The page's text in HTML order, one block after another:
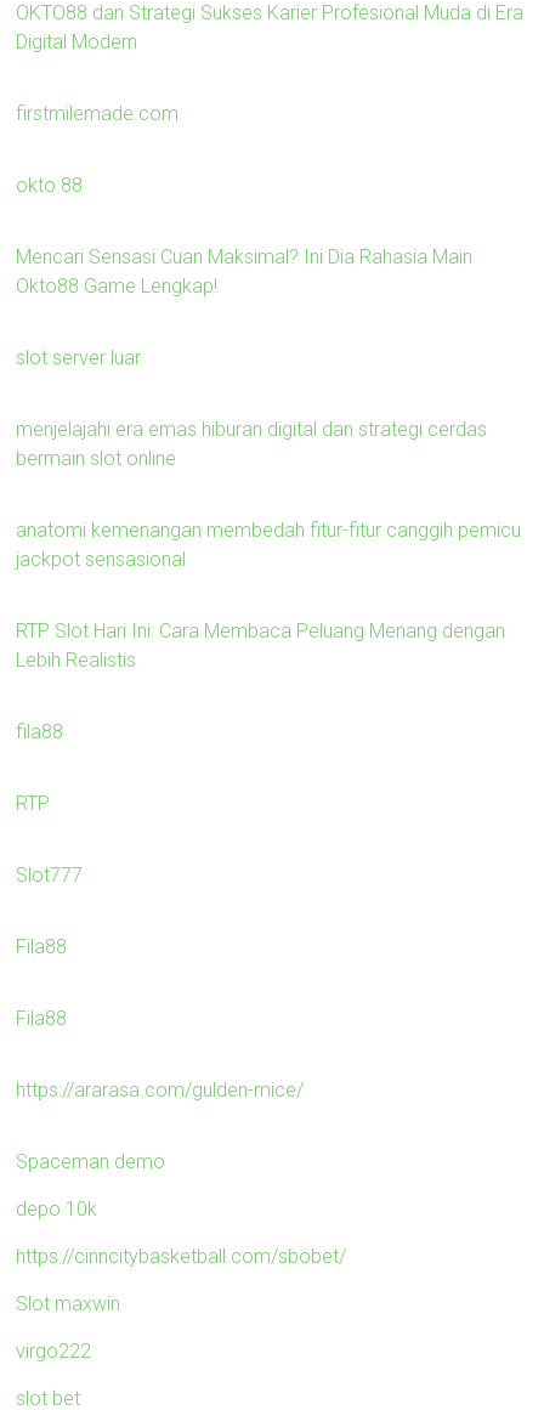
OKTO88 dan Strategi Sukses Karier Profesional Muda di Era
Digital Modern
firstmilemade.com
okto 88
Mencari Sensasi Cuan Maksimal? Ini Dia Rahasia Main
Okto88 Game Lengkap!
slot server luar
menjelajahi era emas hiburan digital dan strategi cerdas
bermain slot online
anatomi kemenangan membedah fitur-fitur canggih pemicu
jackpot sensasional
RTP Slot Hari Ini: Cara Membaca Peluang Menang dengan
Lebih Realistis
fila88
RTP
Slot777
Fila88
Fila88
https://ararasa.com/gulden-mice/
Spaceman demo
depo 10k
https://cinncitybasketball.com/sbobet/
Slot maxwin
virgo222
slot bet